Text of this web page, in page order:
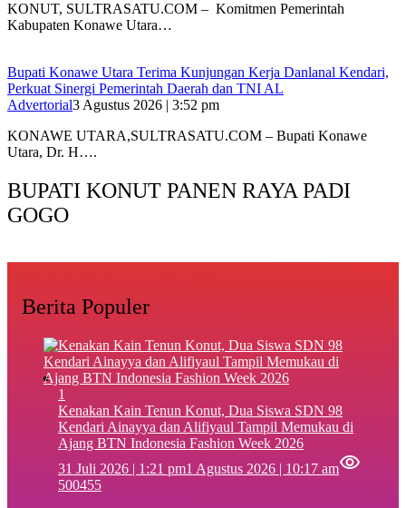
‎KONUT, SULTRASATU.COM – Komitmen Pemerintah
Kabupaten Konawe Utara…
Bupati Konawe Utara Terima Kunjungan Kerja Danlanal Kendari,
Perkuat Sinergi Pemerintah Daerah dan TNI AL
Advertorial3 Agustus 2026 | 3:52 pm
‎KONAWE UTARA,SULTRASATU.COM – Bupati Konawe
Utara, Dr. H….
BUPATI KONUT PANEN RAYA PADI
GOGO
Berita Populer
1
‎Kenakan Kain Tenun Konut, Dua Siswa SDN 98
Kendari Ainayya dan Alifiyaul Tampil Memukau di
Ajang BTN Indonesia Fashion Week 2026
31 Juli 2026 | 1:21 pm1 Agustus 2026 | 10:17 am
500455